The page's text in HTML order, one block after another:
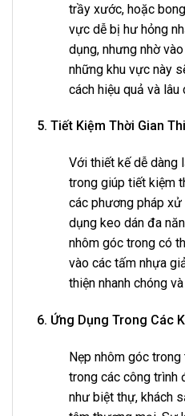
trầy xước, hoặc
vực dễ bị hư hỏng
dụng, nhưng nhờ
những khu vực này
cách hiệu quả và lâu
5. Tiết Kiệm Thời Gian
Với thiết kế dễ dàng
trong giúp tiết kiệm
các phương pháp
dụng keo dán đa
nhôm góc trong có
vào các tấm nhựa
thiện nhanh chóng
6. Ứng Dụng Trong Các
Nẹp nhôm góc
trong các công trình
như biệt thự, khách